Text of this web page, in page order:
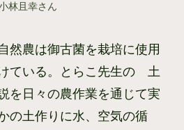
林且幸さん
然農は御古菌を栽培に使用
ている。とらこ先生の 土
を日々の農作業を通じて実
の土作りに水、空気の循